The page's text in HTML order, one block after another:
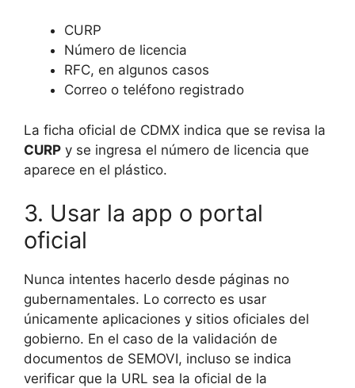
CURP
Número de licencia
RFC, en algunos casos
Correo o teléfono registrado
La ficha oficial de CDMX indica que se revisa la
CURP y se ingresa el número de licencia que
aparece en el plástico.
3. Usar la app o portal
oficial
Nunca intentes hacerlo desde páginas no
gubernamentales. Lo correcto es usar
únicamente aplicaciones y sitios oficiales del
gobierno. En el caso de la validación de
documentos de SEMOVI, incluso se indica
verificar que la URL sea la oficial de la